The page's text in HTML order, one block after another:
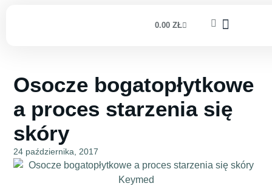
0.00 ZŁ
Osocze bogatopłytkowe
a proces starzenia się
skóry
24 października, 2017